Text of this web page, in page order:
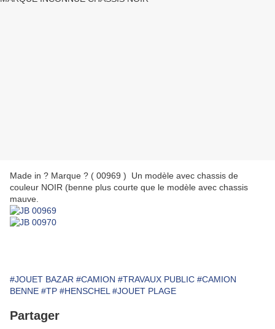
Made in ? Marque ? ( 00969 ) Un modèle avec chassis de
couleur NOIR (benne plus courte que le modèle avec chassis
mauve.
#JOUET BAZAR #CAMION #TRAVAUX PUBLIC #CAMION
BENNE #TP #HENSCHEL #JOUET PLAGE
Partager